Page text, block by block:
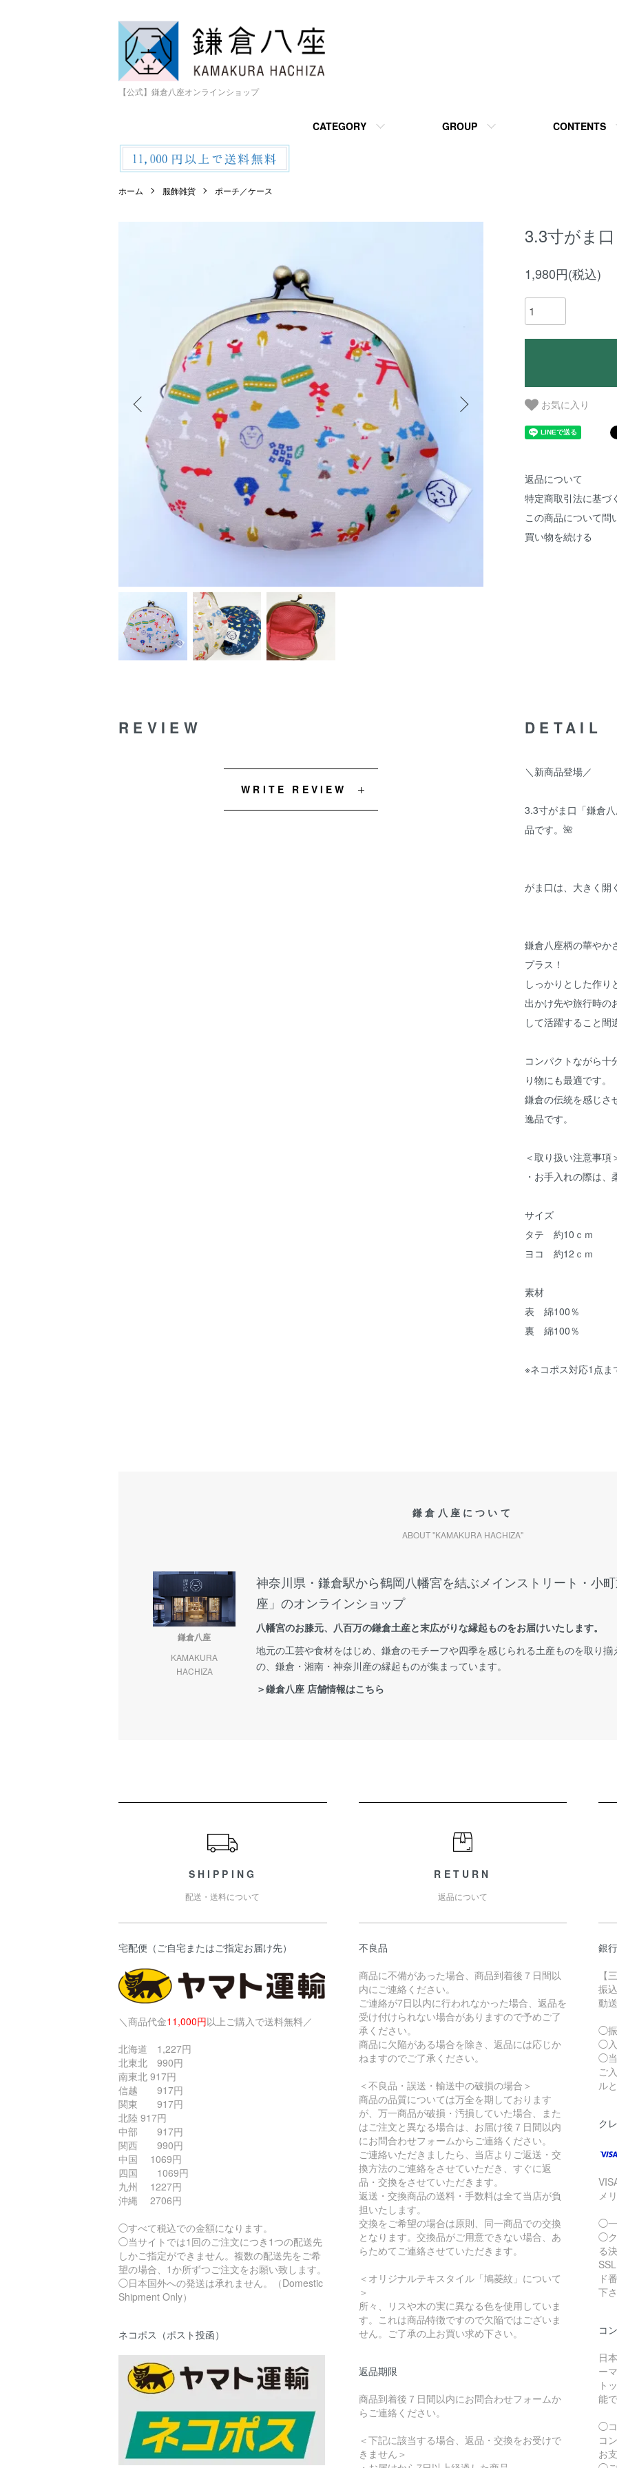
【公式】鎌倉八座オンラインショップ
CATEGORY GROUP CONTENTS
ホーム 服飾雑貨 ポーチ／ケース
3.3寸がま
1,980円(税込)
お気に入り
返品について
特定商取引法に基づ
この商品について問
買い物を続ける
DETAIL
＼新商品登場／
3.3寸がま口「鎌倉
品です。🌺
がま口は、大きく開
鎌倉八座柄の華やか
プラス！
しっかりとした作
出かけ先や旅行時の
して活躍すること間
コンパクトながら十
り物にも最適です。
鎌倉の伝統を感じさ
逸品です。
＜取り扱い注意事項
・お手入れの際は
サイズ
タテ 約10ｃｍ
ヨコ 約12ｃｍ
素材
表 綿100％
裏 綿100％
※ネコポス対応1点ま
REVIEW
WRITE REVIEW
鎌倉八座について
ABOUT "KAMAKURA HACHIZA"
鎌倉八座
KAMAKURA
HACHIZA
神奈川県・鎌倉駅から鶴岡八幡宮を結ぶメインストリート・小
座」のオンラインショップ
八幡宮のお膝元、八百万の鎌倉土産と末広がりな縁起ものをお届けいたします。
地元の工芸や食材をはじめ、鎌倉のモチーフや四季を感じられる土産ものを取り
の、鎌倉・湘南・神奈川産の縁起ものが集まっています。
＞鎌倉八座 店舗情報はこちら
SHIPPING
配送・送料について
宅配便（ご自宅またはご指定お届け先）
＼商品代金11,000円以上ご購入で送料無料／
北海道 1,227円
北東北 990円
南東北 917円
信越 917円
関東 917円
北陸 917円
中部 917円
関西 990円
中国 1069円
四国 1069円
九州 1227円
沖縄 2706円
◯すべて税込での金額になります。
◯当サイトでは1回のご注文につき1つの配送先
しかご指定ができません。複数の配送先をご希
望の場合、1か所ずつご注文をお願い致します。
◯日本国外への発送は承れません。（Domestic
Shipment Only）
ネコポス（ポスト投函）
RETURN
返品について
不良品
商品に不備があった場合、商品到着後７日間以
内にご連絡ください。
ご連絡が7日以内に行われなかった場合、返品を
受け付けられない場合がありますので予めご了
承ください。
商品に欠陥がある場合を除き、返品には応じか
ねますのでご了承ください。
＜不良品・誤送・輸送中の破損の場合＞
商品の品質については万全を期しております
が、万一商品が破損・汚損していた場合、また
はご注文と異なる場合は、お届け後７日間以内
にお問合わせフォームからご連絡ください。
ご連絡いただきましたら、当店よりご返送・交
換方法のご連絡をさせていただき、すぐに返
品・交換をさせていただきます。
返送・交換商品の送料・手数料は全て当店が負
担いたします。
交換をご希望の場合は原則、同一商品での交換
となります。交換品がご用意できない場合、あ
らためてご連絡させていただきます。
＜オリジナルテキスタイル「鳩菱紋」について
＞
所々、リスや木の実に異なる色を使用していま
す。これは商品特徴ですので欠陥ではございま
せん。ご了承の上お買い求め下さい。
返品期限
商品到着後７日間以内にお問合わせフォームか
らご連絡ください。
＜下記に該当する場合、返品・交換をお受けで
きません＞
銀
【
振
動
◯振
◯入
◯当
ご
ル
ク
メ
◯
◯ク
る
ド
下
コ
日
ー
ト
能
◯コ
コ
お